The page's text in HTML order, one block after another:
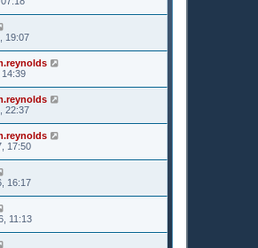
19:07
22:37
17:50
16:17
11:13